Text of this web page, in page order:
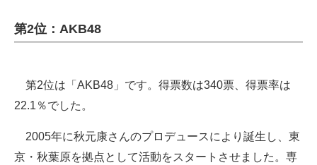
第2位：AKB48
第2位は「AKB48」です。得票数は340票、得票率は
22.1％でした。
2005年に秋元康さんのプロデュースにより誕生し、東
京・秋葉原を拠点として活動をスタートさせました。専